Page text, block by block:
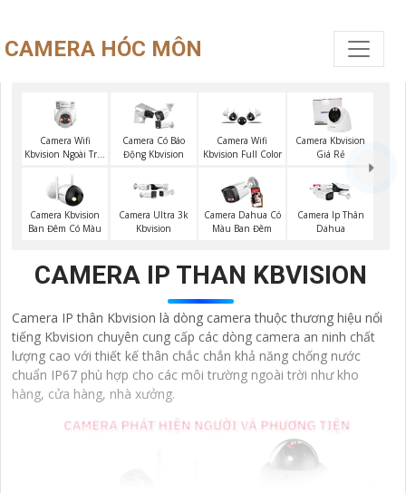
CAMERA HÓC MÔN
Camera Wifi
Kbvision Ngoài Trời
Camera Có Báo
Động Kbvision
Camera Wifi
Kbvision Full Color
Camera Kbvision
Giá Rẻ
Camera Kbvision
Ban Đêm Có Màu
Camera Ultra 3k
Kbvision
Camera Dahua Có
Màu Ban Đêm
Camera Ip Thân
Dahua
CAMERA IP THAN KBVISION
Camera IP thân Kbvision là dòng camera thuộc thương hiệu nổi
tiếng Kbvision chuyên cung cấp các dòng camera an ninh chất
lượng cao với thiết kế thân chắc chắn khả năng chống nước
chuẩn IP67 phù hợp cho các môi trường ngoài trời như kho
hàng, cửa hàng, nhà xưởng.